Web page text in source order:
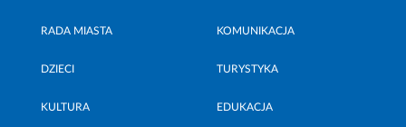
RADA MIASTA KOMUNIKACJA
DZIECI TURYSTYKA
KULTURA EDUKACJA